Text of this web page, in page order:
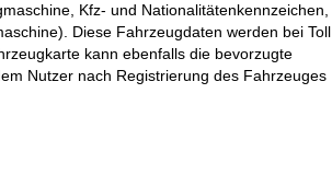
Kfz- und Nationalitätenkennzeichen,
Diese Fahrzeugdaten werden bei Toll
kann ebenfalls die bevorzugte
Nutzer nach Registrierung des Fahrzeuges